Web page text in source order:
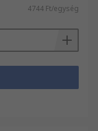
4744 Ft/egység